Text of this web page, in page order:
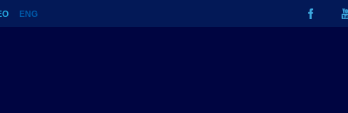
გვარსახელთა კატალოგი
ENG